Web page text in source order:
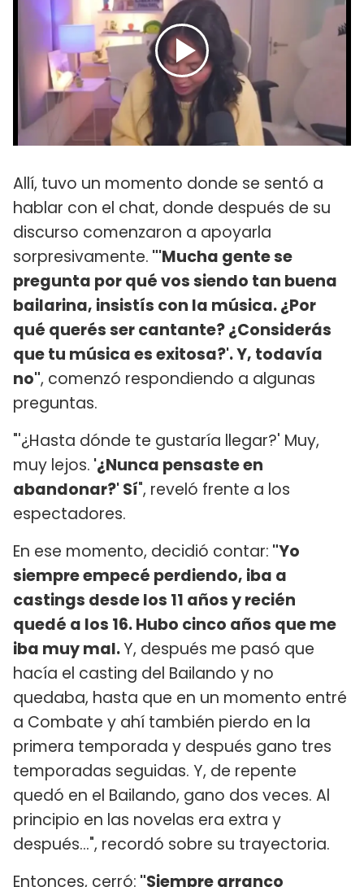
Allí, tuvo un momento donde se sentó a
hablar con el chat, donde después de su
discurso comenzaron a apoyarla
sorpresivamente. "'Mucha gente se
pregunta por qué vos siendo tan buena
bailarina, insistís con la música. ¿Por
qué querés ser cantante? ¿Considerás
que tu música es exitosa?'. Y, todavía
no", comenzó respondiendo a algunas
preguntas.
"'¿Hasta dónde te gustaría llegar?' Muy,
muy lejos. '¿Nunca pensaste en
abandonar?' Sí", reveló frente a los
espectadores.
En ese momento, decidió contar: "Yo
siempre empecé perdiendo, iba a
castings desde los 11 años y recién
quedé a los 16. Hubo cinco años que me
iba muy mal.Y, después me pasó que
hacía el casting del Bailando y no
quedaba, hasta que en un momento entré
a Combate y ahí también pierdo en la
primera temporada y después gano tres
temporadas seguidas. Y, de repente
quedó en el Bailando, gano dos veces. Al
principio en las novelas era extra y
después...", recordó sobre su trayectoria.
Entonces, cerró: "Siempre arranco